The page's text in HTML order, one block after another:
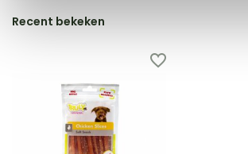
Recent bekeken